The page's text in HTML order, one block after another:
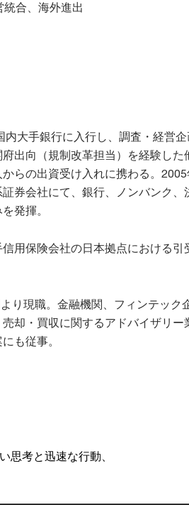
統合、海外進出
内大手銀行に入行し、調査・経営
府出向（規制改革担当）を経験し
らの出資受け入れに携わる。
券会社にて、銀行、ノンバンク
発揮。
信用保険会社の日本拠点における
り現職。金融機関、フィンテッ
却・買収に関するアドバイザリ
も従事。
思考と迅速な行動、